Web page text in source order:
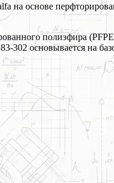
основе
полиэфира
302 основывается на